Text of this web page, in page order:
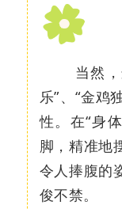
当然，这
乐”、“金鸡
性。在“身
脚，精准地
令人捧腹的
俊不禁。